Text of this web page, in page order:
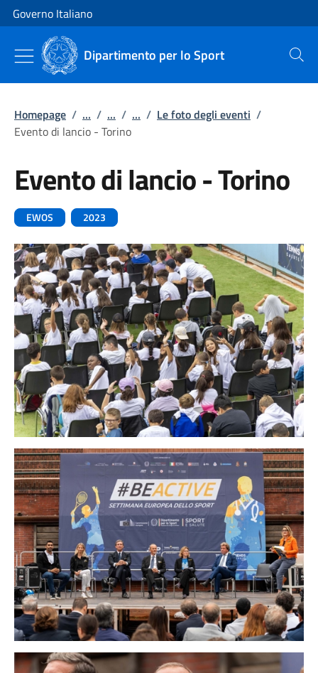
Vai al contenuto
Vai alla navigazione del sito
Governo Italiano
Dipartimento per lo Sport Cerca
Homepage / ... / ... / ... / Le foto degli eventi /
Evento di lancio - Torino
Evento di lancio - Torino
EWOS 2023